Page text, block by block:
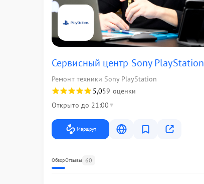
Сервисный центр Sony PlayStation
Ремонт техники Sony PlayStation
5,059 оценки
Открыто до 21:00
Маршрут
ОбзорОтзывы 60